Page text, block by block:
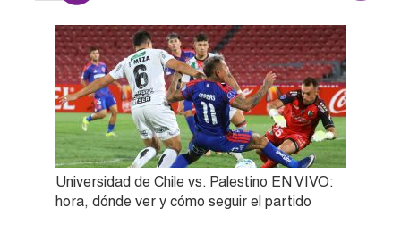
Universidad de Chile vs. Palestino EN VIVO:
hora, dónde ver y cómo seguir el partido